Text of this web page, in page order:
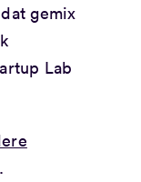
gemix
Lab